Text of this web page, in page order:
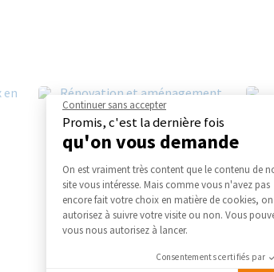
Continuer sans accepter
Promis, c'est la dernière fois
qu'on vous demande
Plateforme de Gestion
On est vraiment très content que le contenu de
site vous intéresse. Mais comme vous n'avez pas
encore fait votre choix en matière de cookies,
autorisez à suivre votre visite ou non. Vous
vous nous autorisez à lancer.
Consentements certifiés par
Axeptio